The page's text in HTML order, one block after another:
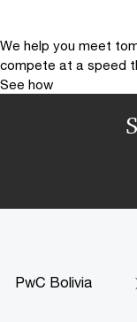
We help you meet
compete at a speed
See how
PwC Bolivia